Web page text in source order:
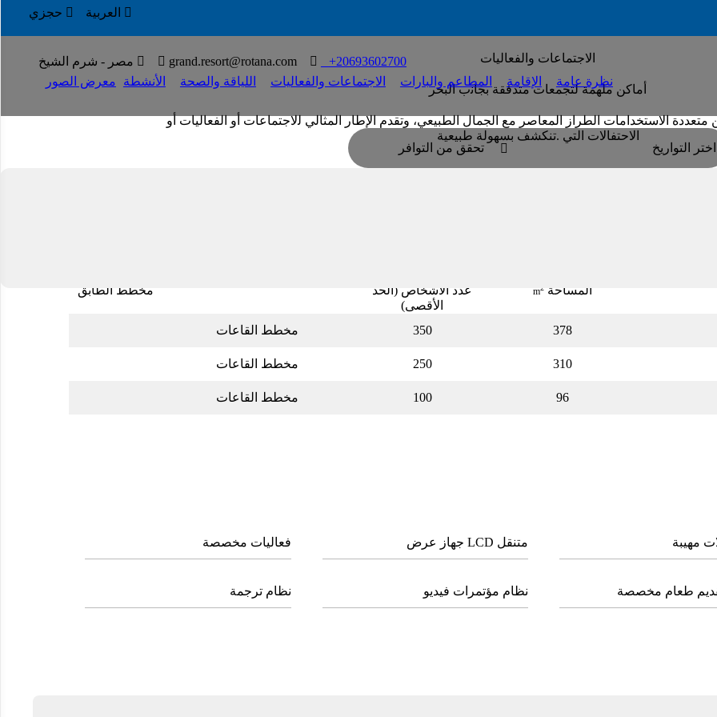
 العربية  حجزي
 +20693602700
 grand.resort@rotana.com
 مصر - شرم الشيخ
نظرة عامة
الإقامة المطاعم والبارات الاجتماعات والفعاليات اللياقة والصحة الأنشطة معرض الصور
اختر التواريخ  تحقق من التوافر
الاﺟﺘﻤﺎﻋﺎت واﻟﻔﻌﺎﻟﻴﺎت
أﻣﺎﻛﻦ ﻣﻠﻬﻤﺔ ﻟﺘﺠﻤﻌﺎت ﻣﺘﺪﻓﻘﺔ ﺑﺠﺎﻧب اﻟﺒﺤﺮ
الاﺳﺘﺨﺪاﻣﺎت اﻟﻄﺮاز اﻟﻤﻌﺎﺻﺮ ﻣﻊ اﻟﺠﻤﺎل اﻟﻄﺒﻴﻌﻲ، وﺗﻘﺪم الإﻃﺎر اﻟﻤﺜﺎﻟﻲ ﻟلاﺟﺘﻤﺎﻋﺎت أو اﻟﻔﻌﺎﻟﻴﺎت أو
الاﺣﺘﻔﺎلات اﻟﺘﻲ .ﺗﻨﻜﺸﻒ ﺑﺴﻬﻮﻟﺔ ﻃﺒﻴﻌﻴﺔ
المساحة m2
عدد الأشخاص (الحد
الأقصى)
مخطط الطابق
378
350 مخطط القاعات
310
250 مخطط القاعات
96
100 مخطط القاعات
ﻣﻬﻴﺒﺔ ﻣﺘﻨﻘﻞ LCD ﺟﻬﺎز ﻋﺮض ﻓﻌﺎﻟﻴﺎت ﻣﺨﺼﺼﺔ
ﻃﻌﺎم ﻣﺨﺼﺼﺔ ﻧﻈﺎم ﻣﺆﺗﻤﺮات ﻓﻴﺪﻳﻮ ﻧﻈﺎم ﺗﺮﺟﻤﺔ